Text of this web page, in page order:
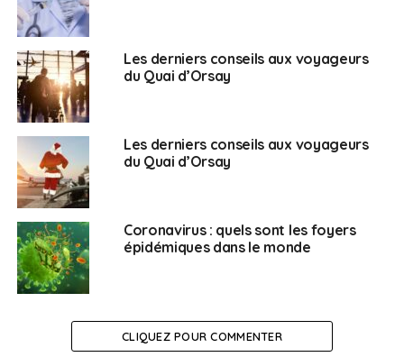
Les derniers conseils aux voyageurs
du Quai d’Orsay
Les derniers conseils aux voyageurs
du Quai d’Orsay
Coronavirus : quels sont les foyers
épidémiques dans le monde
CLIQUEZ POUR COMMENTER